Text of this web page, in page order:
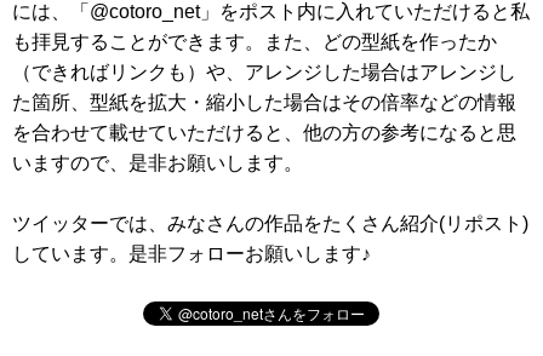
には、「@cotoro_net」をポスト内に入れていただけると私
も拝見することができます。また、どの型紙を作ったか
（できればリンクも）や、アレンジした場合はアレンジし
た箇所、型紙を拡大・縮小した場合はその倍率などの情報
を合わせて載せていただけると、他の方の参考になると思
いますので、是非お願いします。
ツイッターでは、みなさんの作品をたくさん紹介(リポスト)
しています。是非フォローお願いします♪